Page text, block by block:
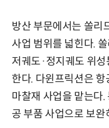
방산 부문에서는 쏠리
사업 범위를 넓힌다.
저궤도·정지궤도 위
한다. 다윈프릭션은
마찰재 사업을 맡는다
공 부품 사업으로 보